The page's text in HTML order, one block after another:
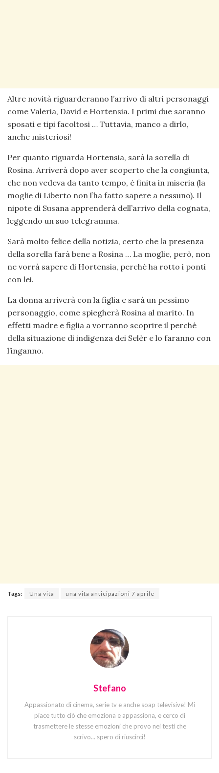
Altre novità riguarderanno l’arrivo di altri personaggi
come Valeria, David e Hortensia. I primi due saranno
sposati e tipi facoltosi … Tuttavia, manco a dirlo,
anche misteriosi!
Per quanto riguarda Hortensia, sarà la sorella di
Rosina. Arriverà dopo aver scoperto che la congiunta,
che non vedeva da tanto tempo, è finita in miseria (la
moglie di Liberto non l’ha fatto sapere a nessuno). Il
nipote di Susana apprenderà dell’arrivo della cognata,
leggendo un suo telegramma.
Sarà molto felice della notizia, certo che la presenza
della sorella farà bene a Rosina … La moglie, però, non
ne vorrà sapere di Hortensia, perché ha rotto i ponti
con lei.
La donna arriverà con la figlia e sarà un pessimo
personaggio, come spiegherà Rosina al marito. In
effetti madre e figlia a vorranno scoprire il perché
della situazione di indigenza dei Selèr e lo faranno con
l’inganno.
Tags: Una vita una vita anticipazioni 7 aprile
Stefano
Appassionato di cinema, serie tv e anche soap televisive! Mi
piace tutto ciò che emoziona e appassiona, e cerco di
trasmettere le stesse emozioni che provo nei testi che
scrivo... spero di riuscirci!